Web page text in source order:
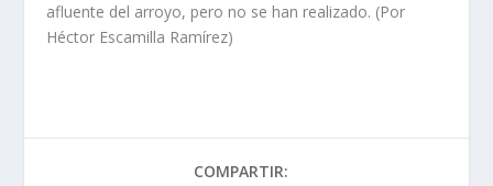
afluente del arroyo, pero no se han realizado. (Por
Héctor Escamilla Ramírez)
COMPARTIR: